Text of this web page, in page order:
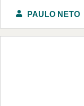
PAULO NETO